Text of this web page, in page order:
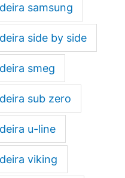
samsung
side by side
smeg
sub zero
u-line
viking